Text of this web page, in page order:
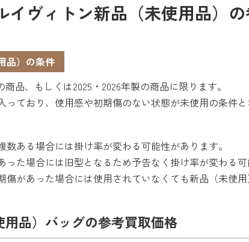
イヴィトン新品（未使用品）の
品）の条件
商品、もしくは2025・2026年製の商品に限ります。
っており、使用感や初期傷のない状態が未使用の条件
数ある場合には掛け率が変わる可能性があります。
った場合には旧型となるため予告なく掛け率が変わる可
傷があった場合には使用されていなくても新品（未使
用品）バッグの参考買取価格